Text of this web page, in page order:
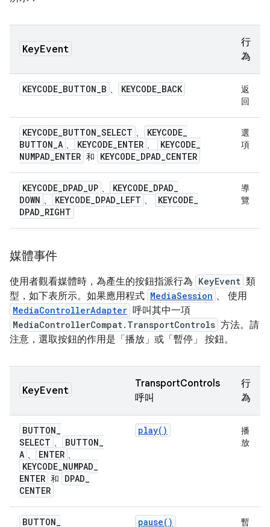
KeyEvent
行
為
KEYCODE_BUTTON_B 、 KEYCODE_BACK
返
回
KEYCODE_BUTTON_SELECT 、 KEYCODE_
BUTTON_A 、 KEYCODE_ENTER 、 KEYCODE_
NUMPAD_ENTER 和 KEYCODE_DPAD_CENTER
選
項
KEYCODE_DPAD_UP 、 KEYCODE_DPAD_
DOWN 、 KEYCODE_DPAD_LEFT 、 KEYCODE_
DPAD_RIGHT
導
覽
媒體事件
使用者觀看媒體時，為產生的按鈕指派行為 KeyEvent 類
型，如下表所示。如果應用程式 MediaSession 、 使用
MediaControllerAdapter 呼叫其中一項
MediaControllerCompat.TransportControls 方法。請
注意，選取按鈕的作用是「播放」或「暫停」 按鈕。
KeyEvent
TransportControls
呼叫
行
為
BUTTON_
SELECT 、 BUTTON_
A 、 ENTER 、
KEYCODE_NUMPAD_
ENTER 和 DPAD_
CENTER
play()
播
放
BUTTON_
pause()
暫